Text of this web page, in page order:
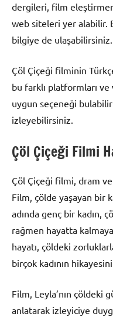
dergileri, film
web siteleri yer alabilir.
bilgiye de ulaşabilirsiniz.
Çöl Çiçeği filminin
bu farklı platformları
uygun seçeneği
izleyebilirsiniz.
Çöl Çiçeği Filmi
Çöl Çiçeği filmi, dram
Film, çölde yaşayan bir
adında genç bir kadın,
rağmen hayatta
hayatı, çöldeki
birçok kadının
Film, Leyla’nın çöldeki
anlatarak izleyiciye